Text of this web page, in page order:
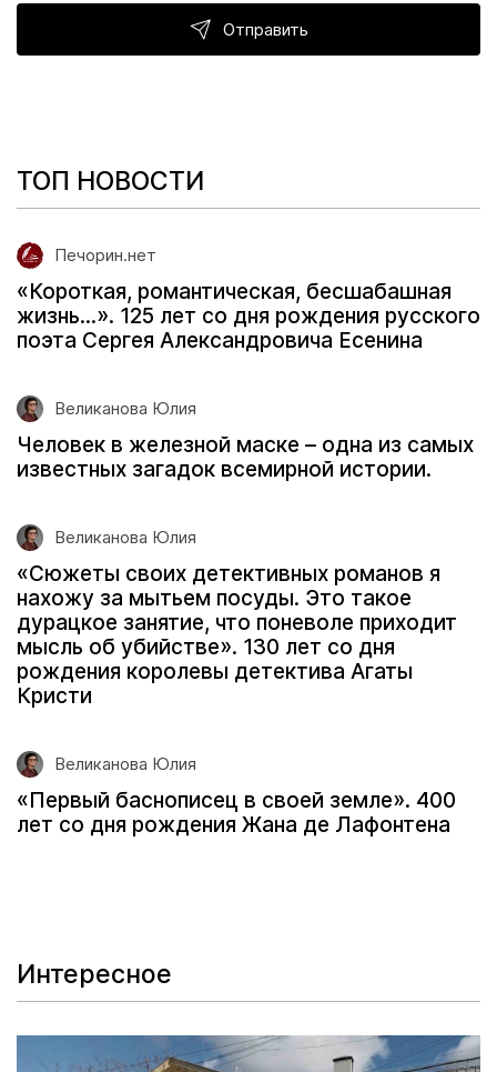
Отправить
ТОП НОВОСТИ
Печорин.нет
«Короткая, романтическая, бесшабашная
жизнь...». 125 лет со дня рождения русского
поэта Сергея Александровича Есенина
Великанова Юлия
Человек в железной маске – одна из самых
известных загадок всемирной истории.
Великанова Юлия
«Сюжеты своих детективных романов я
нахожу за мытьем посуды. Это такое
дурацкое занятие, что поневоле приходит
мысль об убийстве». 130 лет со дня
рождения королевы детектива Агаты
Кристи
Великанова Юлия
«Первый баснописец в своей земле». 400
лет со дня рождения Жана де Лафонтена
Интересное